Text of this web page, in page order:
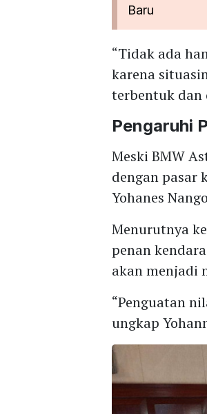
Baru
“Tidak ada
karena
terbentuk dan
Pengaruhi
Meski BMW
dengan pasar
Yohanes
Menurutnya
penan
akan menjadi
“Penguatan
ungkap